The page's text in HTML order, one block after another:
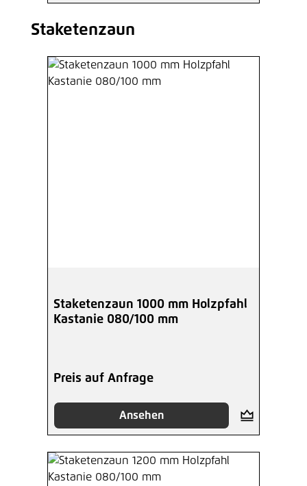
Produktgalerie überspringen
Staketenzaun
Staketenzaun 1000 mm Holzpfahl
Kastanie 080/100 mm
Preis auf Anfrage
Ansehen